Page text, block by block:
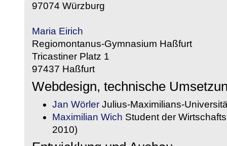
97074 Würzburg
Maria Eirich
Regiomontanus-Gymnasium Haßfurt
Tricastiner Platz 1
97437 Haßfurt
Webdesign, technische
Jan Wörler Julius-Maximilians-
Maximilian Wich Student der
2010)